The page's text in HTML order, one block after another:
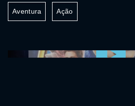
Aventura Ação